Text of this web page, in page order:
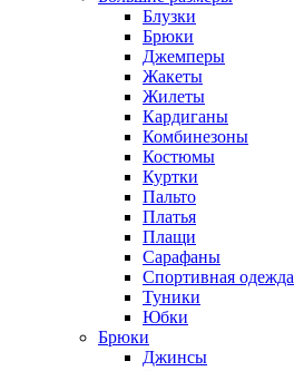
Блузки
Брюки
Джемперы
Жакеты
Жилеты
Кардиганы
Комбинезоны
Костюмы
Куртки
Пальто
Платья
Плащи
Сарафаны
Спортивная одежда
Туники
Юбки
Брюки
Джинсы